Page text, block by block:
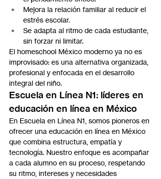
Mejora la relación familiar al reducir el
estrés escolar.
Se adapta al ritmo de cada estudiante,
sin forzar ni limitar.
El homeschool México moderno ya no es
improvisado: es una alternativa organizada,
profesional y enfocada en el desarrollo
integral del niño.
Escuela en Línea N1: líderes en
educación en línea en México
En Escuela en Línea N1, somos pioneros en
ofrecer una educación en línea en México
que combina estructura, empatía y
tecnología. Nuestro enfoque es acompañar
a cada alumno en su proceso, respetando
su ritmo, intereses y necesidades